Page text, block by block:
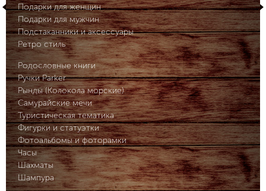
Подарки для женщин
Подарки для мужчин
Подстаканники и аксессуары
Ретро стиль
Родословные книги
Ручки Parker
Рынды (Колокола морские)
Самурайские мечи
Туристическая тематика
Фигурки и статуэтки
Фотоальбомы и фоторамки
Часы
Шахматы
Шампура